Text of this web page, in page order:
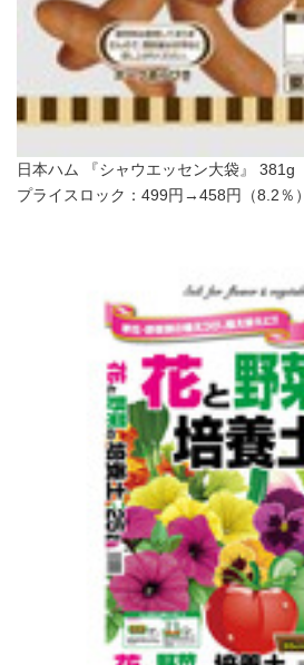
日本ハム 『シャウエッセン大袋』 381g
プライスロック：499円→458円（8.2％）